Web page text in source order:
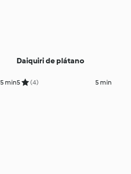
5 min
Daiquiri de plátano
5 (4) 5 min